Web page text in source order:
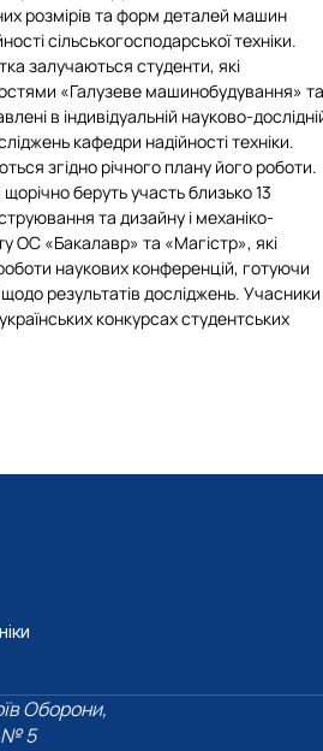
розмірів та форм деталей машин
сільськогосподарської техніки.
залучаються студенти, які
«Галузеве машинобудування» та
в індивідуальній науково-
кафедри надійності техніки.
згідно річного плану його роботи.
беруть участь близько 13
та дизайну і механіко-
ОС «Бакалавр» та «Магістр», які
наукових конференцій, готуючи
щодо результатів досліджень. Учасники
конкурсах студентських
Оборони,
№ 5